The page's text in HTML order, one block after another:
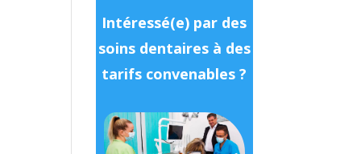
Intéressé(e) par des
soins dentaires à des
tarifs convenables ?